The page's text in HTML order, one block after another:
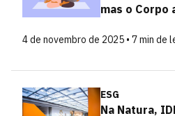
mas o Corpo
4 de novembro de 2025 • 7 min de
ESG
Na Natura,